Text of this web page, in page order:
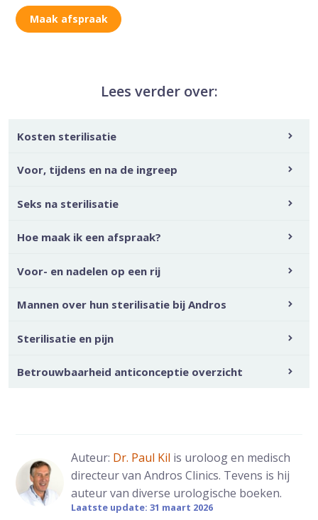
Maak afspraak
Lees verder over:
Kosten sterilisatie
Voor, tijdens en na de ingreep
Seks na sterilisatie
Hoe maak ik een afspraak?
Voor- en nadelen op een rij
Mannen over hun sterilisatie bij Andros
Sterilisatie en pijn
Betrouwbaarheid anticonceptie overzicht
Auteur: Dr. Paul Kil is uroloog en medisch
directeur van Andros Clinics. Tevens is hij
auteur van diverse urologische boeken.
Laatste update: 31 maart 2026